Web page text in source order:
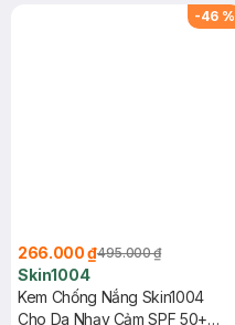
-46 %
266.000 ₫495.000 ₫
Skin1004
Kem Chống Nắng Skin1004
Cho Da Nhạy Cảm SPF 50+